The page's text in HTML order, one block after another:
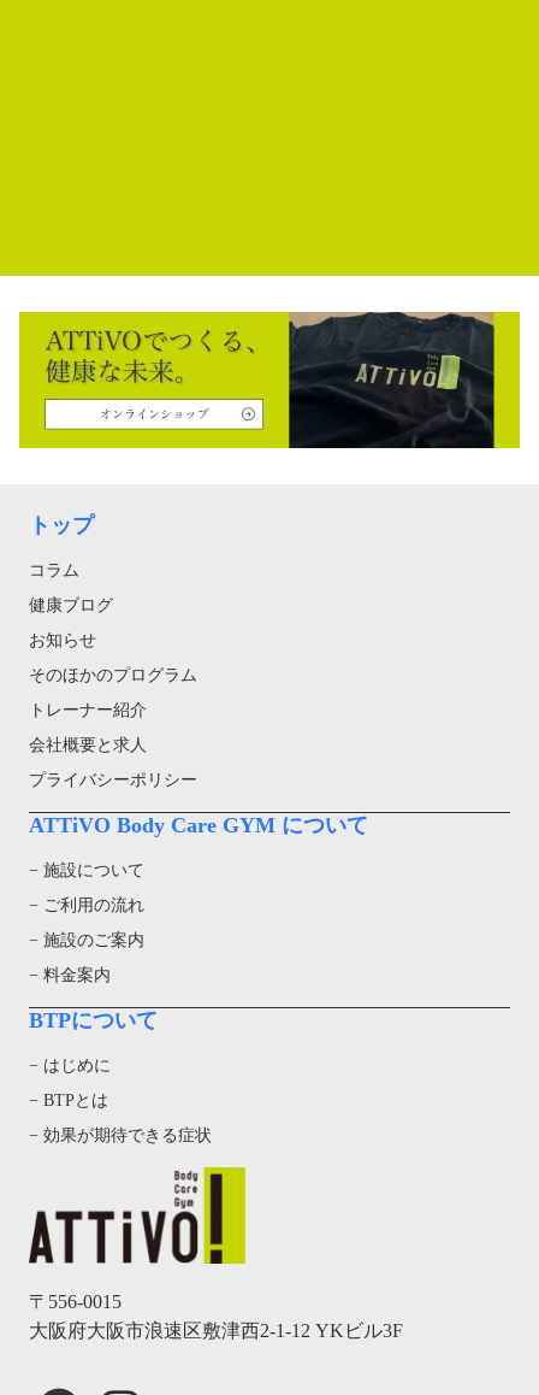
〒556-0015
大阪府大阪市浪速区敷津西2-1-12 YKビル3F
トップ
コラム
健康ブログ
お知らせ
そのほかのプログラム
トレーナー紹介
会社概要と求人
プライバシーポリシー
ATTiVO Body Care GYM について
− 施設について
− ご利用の流れ
− 施設のご案内
− 料金案内
BTPについて
− はじめに
− BTPとは
− 効果が期待できる症状